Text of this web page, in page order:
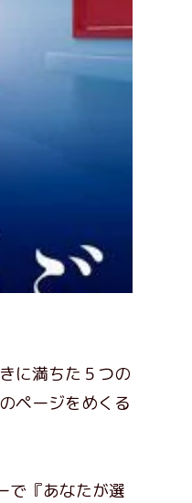
に満ちた５つの
ページをめくる
で『あなたが選